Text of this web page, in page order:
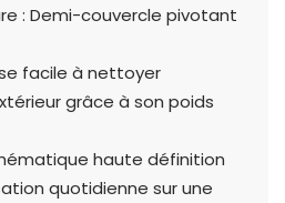
: Demi-couvercle pivotant
facile à nettoyer
grâce à son poids
haute définition
quotidienne sur une